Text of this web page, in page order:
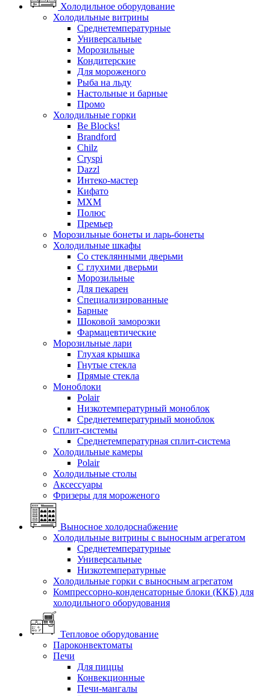
Холодильное оборудование
Холодильные витрины
Среднетемпературные
Универсальные
Морозильные
Кондитерские
Для мороженого
Рыба на льду
Настольные и барные
Промо
Холодильные горки
Be Blocks!
Brandford
Chilz
Cryspi
Dazzl
Интеко-мастер
Кифато
МХМ
Полюс
Премьер
Морозильные бонеты и ларь-бонеты
Холодильные шкафы
Со стеклянными дверьми
С глухими дверьми
Морозильные
Для пекарен
Специализированные
Барные
Шоковой заморозки
Фармацевтические
Морозильные лари
Глухая крышка
Гнутые стекла
Прямые стекла
Моноблоки
Polair
Низкотемпературный моноблок
Среднетемпературный моноблок
Сплит-системы
Среднетемпературная сплит-система
Холодильные камеры
Polair
Холодильные столы
Аксессуары
Фризеры для мороженого
Выносное холодоснабжение
Холодильные витрины с выносным агрегатом
Среднетемпературные
Универсальные
Низкотемпературные
Холодильные горки с выносным агрегатом
Компрессорно-конденсаторные блоки (ККБ) для
холодильного оборудования
Тепловое оборудование
Пароконвектоматы
Печи
Для пиццы
Конвекционные
Печи-мангалы